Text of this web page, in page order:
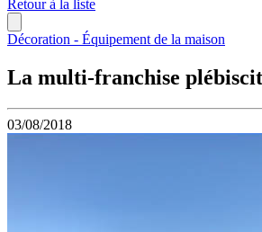
Retour à la liste
Décoration - Équipement de la maison
La multi-franchise
03/08/2018